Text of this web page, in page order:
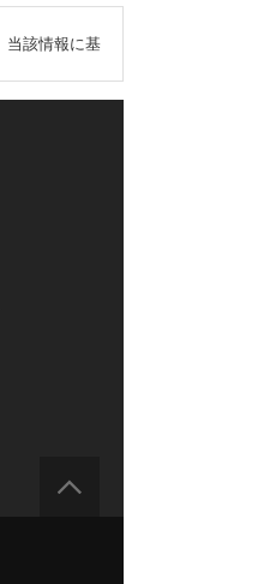
当該情報に基